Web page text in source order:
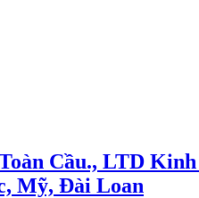
Cầu., LTD Kinh
Mỹ, Đài Loan